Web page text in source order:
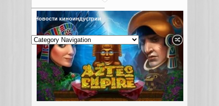
Новости киноиндустрии